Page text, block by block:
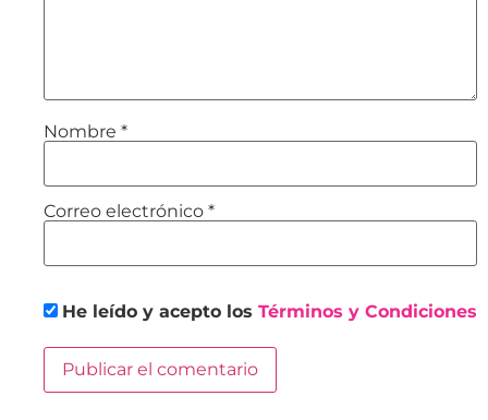
Nombre *
Correo electrónico *
He leído y acepto los Términos y Condiciones